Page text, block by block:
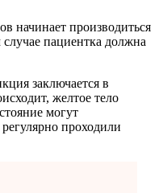
начинает производиться
пациентка должна
заключается в
желтое тело
могут
проходили